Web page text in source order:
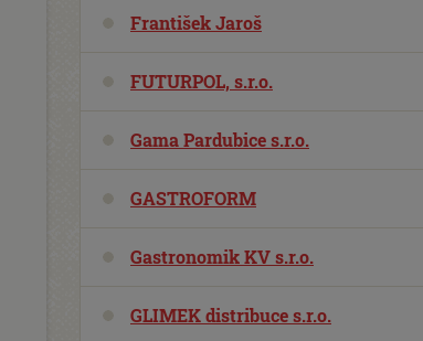
František Jaroš
FUTURPOL, s.r.o.
Gama Pardubice s.r.o.
GASTROFORM
Gastronomik KV s.r.o.
GLIMEK distribuce s.r.o.